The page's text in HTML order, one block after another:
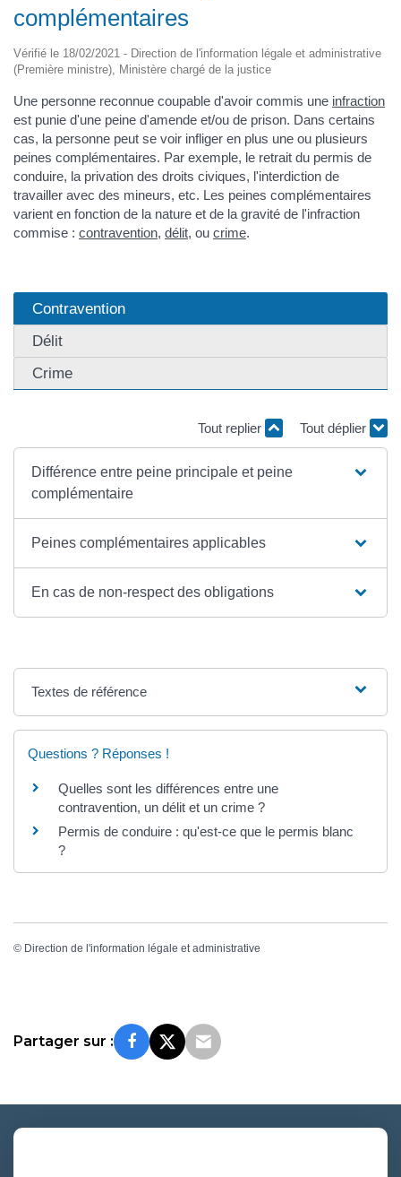
complémentaires
Vérifié le 18/02/2021 - Direction de l'information légale et administrative
(Première ministre), Ministère chargé de la justice
Une personne reconnue coupable d'avoir commis une infraction
est punie d'une peine d'amende et/ou de prison. Dans certains
cas, la personne peut se voir infliger en plus une ou plusieurs
peines complémentaires. Par exemple, le retrait du permis de
conduire, la privation des droits civiques, l'interdiction de
travailler avec des mineurs, etc. Les peines complémentaires
varient en fonction de la nature et de la gravité de l'infraction
commise : contravention, délit, ou crime.
Contravention
Délit
Crime
Tout replier Tout déplier
Différence entre peine principale et peine
complémentaire
Peines complémentaires applicables
En cas de non-respect des obligations
Textes de référence
Questions ? Réponses !
Quelles sont les différences entre une
contravention, un délit et un crime ?
Permis de conduire : qu'est-ce que le permis blanc
?
© Direction de l'information légale et administrative
Partager sur :